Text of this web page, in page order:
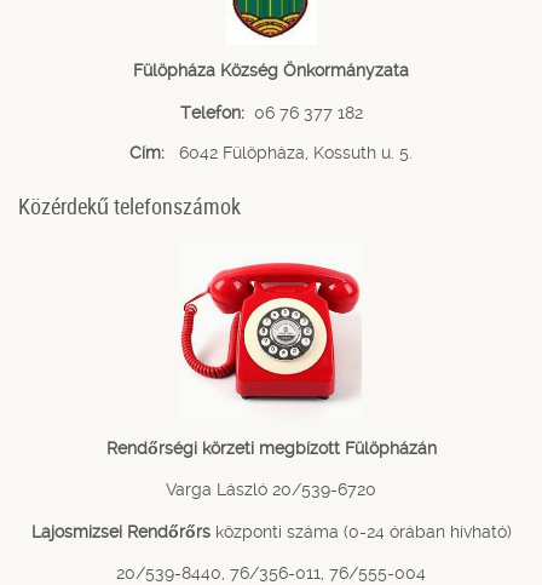
Fülöpháza Község Önkormányzata
Telefon: 06 76 377 182
Cím: 6042 Fülöpháza, Kossuth u. 5.
Közérdekű telefonszámok
Rendőrségi körzeti megbízott Fülöpházán
Varga László 20/539-6720
Lajosmizsei Rendőrőrsközponti száma (0-24 órában hívható)
20/539-8440, 76/356-011, 76/555-004